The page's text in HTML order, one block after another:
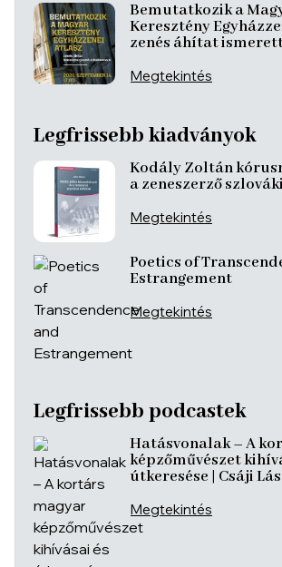
Bemutatkozik a
Keresztény
zenés áhítat
Megtekintés
Legfrissebb kiadványok
Kodály Zoltán
a zeneszerző
Megtekintés
Poetics of
Estrangement
Megtekintés
Legfrissebb podcastek
Hatásvonalak – A
képzőművészet
útkeresése | Csáji
József
Megtekintés